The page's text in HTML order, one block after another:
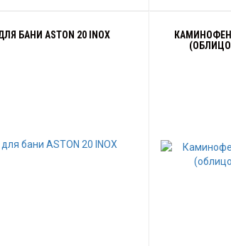
БАНИ ASTON 20 INOX
КАМИНОФЕН